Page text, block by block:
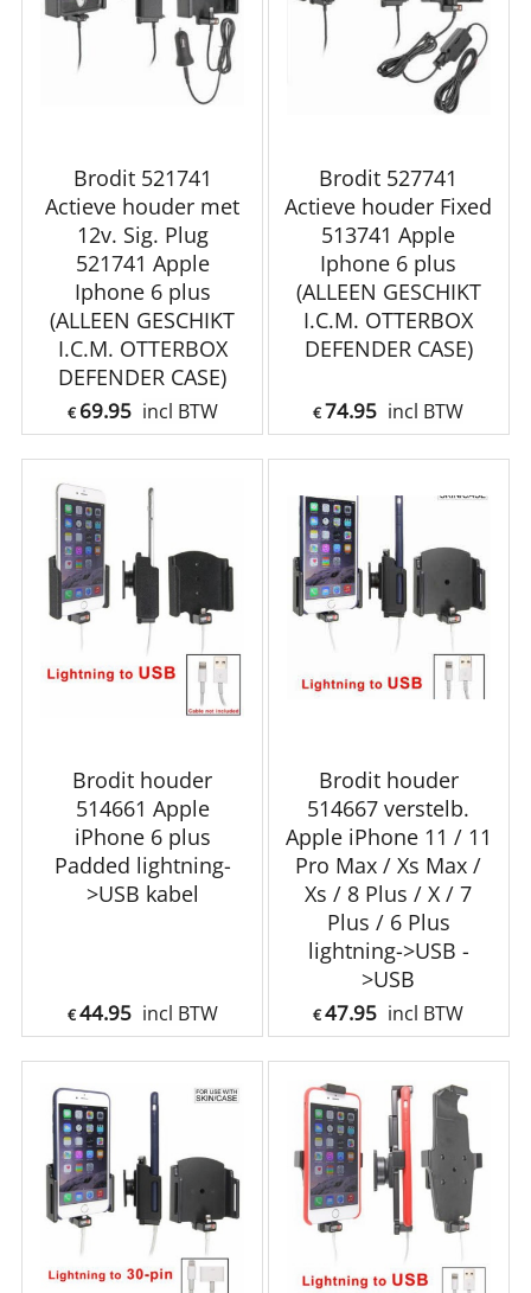
Brodit 521741
Actieve houder met
12v. Sig. Plug
521741 Apple
Iphone 6 plus
(ALLEEN GESCHIKT
I.C.M. OTTERBOX
DEFENDER CASE)
€ 69.95 incl BTW
Brodit 527741
Actieve houder Fixed
513741 Apple
Iphone 6 plus
(ALLEEN GESCHIKT
I.C.M. OTTERBOX
DEFENDER CASE)
€ 74.95 incl BTW
Brodit houder
514661 Apple
iPhone 6 plus
Padded lightning-
>USB kabel
€ 44.95 incl BTW
Brodit houder
514667 verstelb.
Apple iPhone 11 / 11
Pro Max / Xs Max /
Xs / 8 Plus / X / 7
Plus / 6 Plus
lightning->USB -
>USB
€ 47.95 incl BTW